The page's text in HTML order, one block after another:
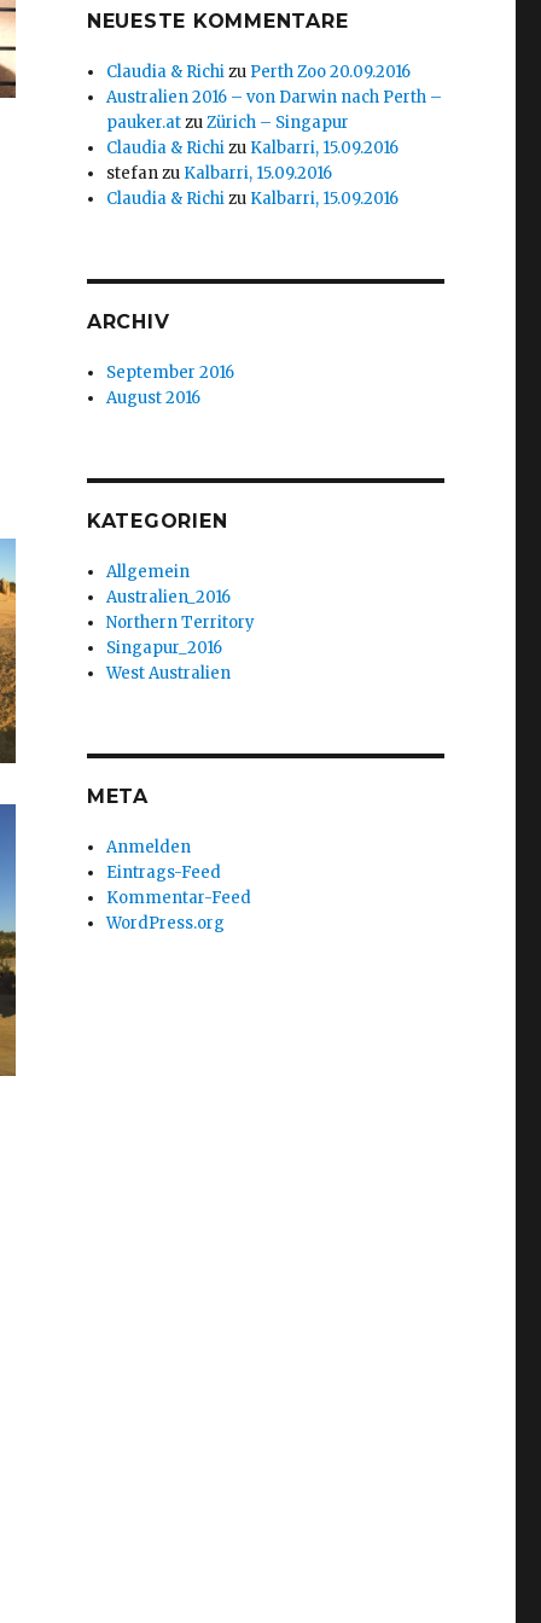
NEUESTE KOMMENTARE
Claudia & Richizu Perth Zoo 20.09.2016
Australien 2016 – von Darwin nach Perth –
pauker.atzuZürich – Singapur
Claudia & Richizu Kalbarri, 15.09.2016
stefanzu Kalbarri, 15.09.2016
Claudia & Richizu Kalbarri, 15.09.2016
ARCHIV
September 2016
August 2016
KATEGORIEN
Allgemein
Australien_2016
Northern Territory
Singapur_2016
West Australien
META
Anmelden
Eintrags-Feed
Kommentar-Feed
WordPress.org